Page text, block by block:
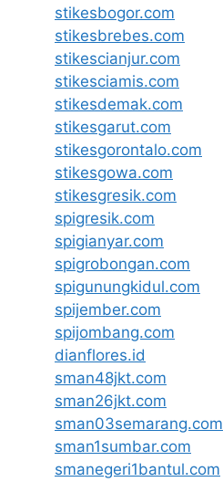
stikesbogor.com
stikesbrebes.com
stikescianjur.com
stikesciamis.com
stikesdemak.com
stikesgarut.com
stikesgorontalo.com
stikesgowa.com
stikesgresik.com
spigresik.com
spigianyar.com
spigrobongan.com
spigunungkidul.com
spijember.com
spijombang.com
dianflores.id
sman48jkt.com
sman26jkt.com
sman03semarang.com
sman1sumbar.com
smanegeri1bantul.com